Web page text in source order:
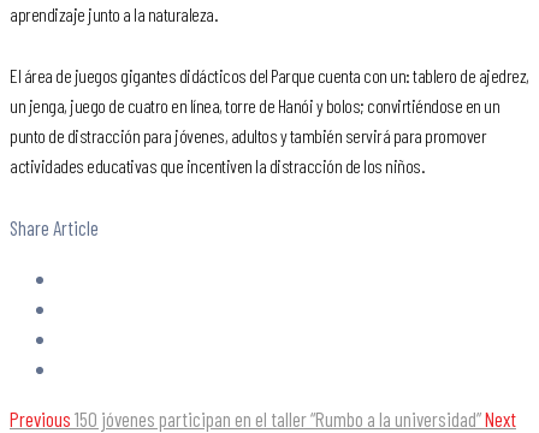
aprendizaje junto a la naturaleza.
El área de juegos gigantes didácticos del Parque cuenta con un: tablero de ajedrez,
un jenga, juego de cuatro en línea, torre de Hanói y bolos; convirtiéndose en un
punto de distracción para jóvenes, adultos y también servirá para promover
actividades educativas que incentiven la distracción de los niños.
Share Article
Previous 150 jóvenes participan en el taller “Rumbo a la universidad”Next